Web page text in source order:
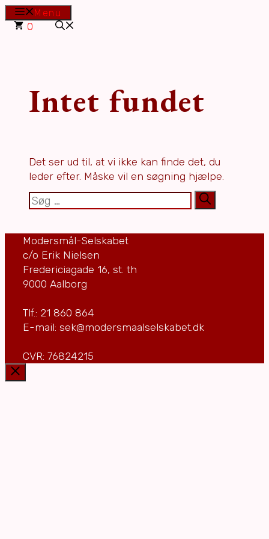
Hop
Menu
0
Intet fundet
Det ser ud til, at vi ikke kan finde det, du
leder efter. Måske vil en søgning hjælpe.
Søg
efter:
Modersmål-Selskabet
c/o Erik Nielsen
Fredericiagade 16, st. th
9000 Aalborg
Tlf.: 21 860 864
E-mail: sek@modersmaalselskabet.dk
CVR: 76824215
Luk